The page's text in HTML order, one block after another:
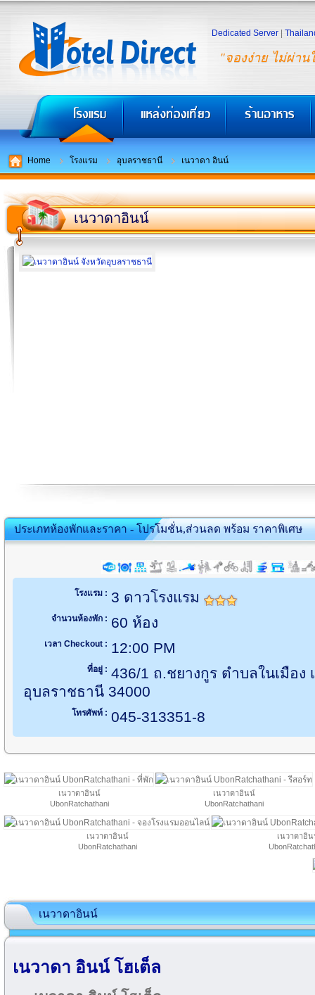
"จองง่าย ไม่ผ่าน
Dedicated Server
Home โรงแรม อุบลราชธานี เนวาดา อินน์
เนวาดาอินน์
ประเภทห้องพักและราคา - โปรโมชั่น,ส่วนลด พร้อม ราคาพิเศษ
โรงแรม : 3 ดาวโรงแรม
จำนวนห้องพัก : 60 ห้อง
เวลา Checkout : 12:00 PM
ที่อยู่ : 436/1 ถ.ชยางกูร ตำบลในเมือง
อุบลราชธานี 34000
โทรศัพท์ : 045-313351-8
เนวาดาอินน์
UbonRatchathani
เนวาดาอินน์
UbonRatchathani
เนวาดาอินน์
UbonRatchathani
เนวาดาอิ
เนวาดาอินน์
เนวาดา อินน์ โฮเต็ล